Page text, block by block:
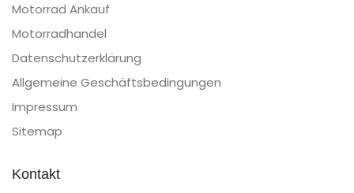
Motorrad Ankauf
Motorradhandel
Datenschutzerklärung
Allgemeine Geschäftsbedingungen
Impressum
Sitemap
Kontakt